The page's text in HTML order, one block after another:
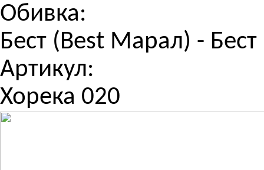
Обивка:
Бест (Best Марал) - Бест
Артикул:
Хорека 020